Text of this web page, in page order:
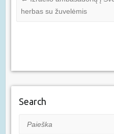
herbas su žuvelėmis
Search
Paieška